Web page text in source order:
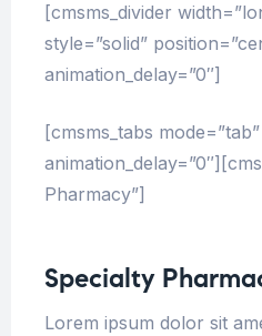
[cmsms_divider
style=”solid”
animation_delay=”0″]
[cmsms_tabs
Pharmacy”]
Specialty
Lorem ipsum dolor sit